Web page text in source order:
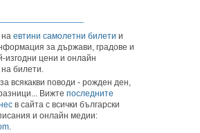
на евтини самолетни билети и
за държави, градове и
изгодни цени и онлайн
билети.
за всякакви поводи - рожден ден,
Вижте последните
в сайта с всички български
и онлайн медии:
.